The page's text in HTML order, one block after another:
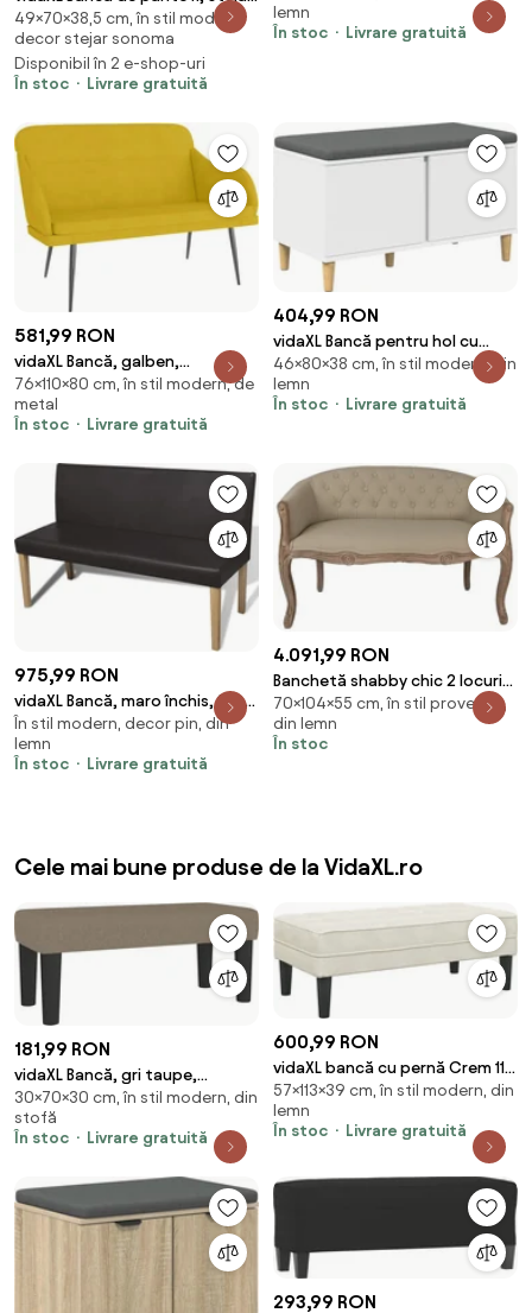
sonoma, 70x38,5x49 cm, lemn
prelucrat
49×70×38,5 cm, în stil modern,
decor stejar sonoma
Disponibil în 2 e-shop-uri
În stoc
Livrare gratuită
Piele artificială
lemn
În stoc
Livrare gratuită
581,99 RON
vidaXL Bancă, galben,
110x76x80 cm, catifea
76×110×80 cm, în stil modern, de
metal
În stoc
Livrare gratuită
404,99 RON
vidaXL Bancă pentru hol cu
pernă cu depozitare Alb 80 x 38
x 46 cm
46×80×38 cm, în stil modern, din
lemn
În stoc
Livrare gratuită
975,99 RON
vidaXL Bancă, maro închis, 139,5
cm, piele ecologică
În stil modern, decor pin, din
lemn
În stoc
Livrare gratuită
4.091,99 RON
Banchetă shabby chic 2 locuri
cu spătar, bej, stofa,
104x55x70 cm
70×104×55 cm, în stil provence,
din lemn
În stoc
Cele mai bune produse de la VidaXL.ro
181,99 RON
vidaXL Bancă, gri taupe,
70x30x30 cm, textil
30×70×30 cm, în stil modern, din
stofă
În stoc
Livrare gratuită
600,99 RON
vidaXL bancă cu pernă Crem 113
x 57 x 39 cm Catifea
57×113×39 cm, în stil modern, din
lemn
În stoc
Livrare gratuită
293,99 RON